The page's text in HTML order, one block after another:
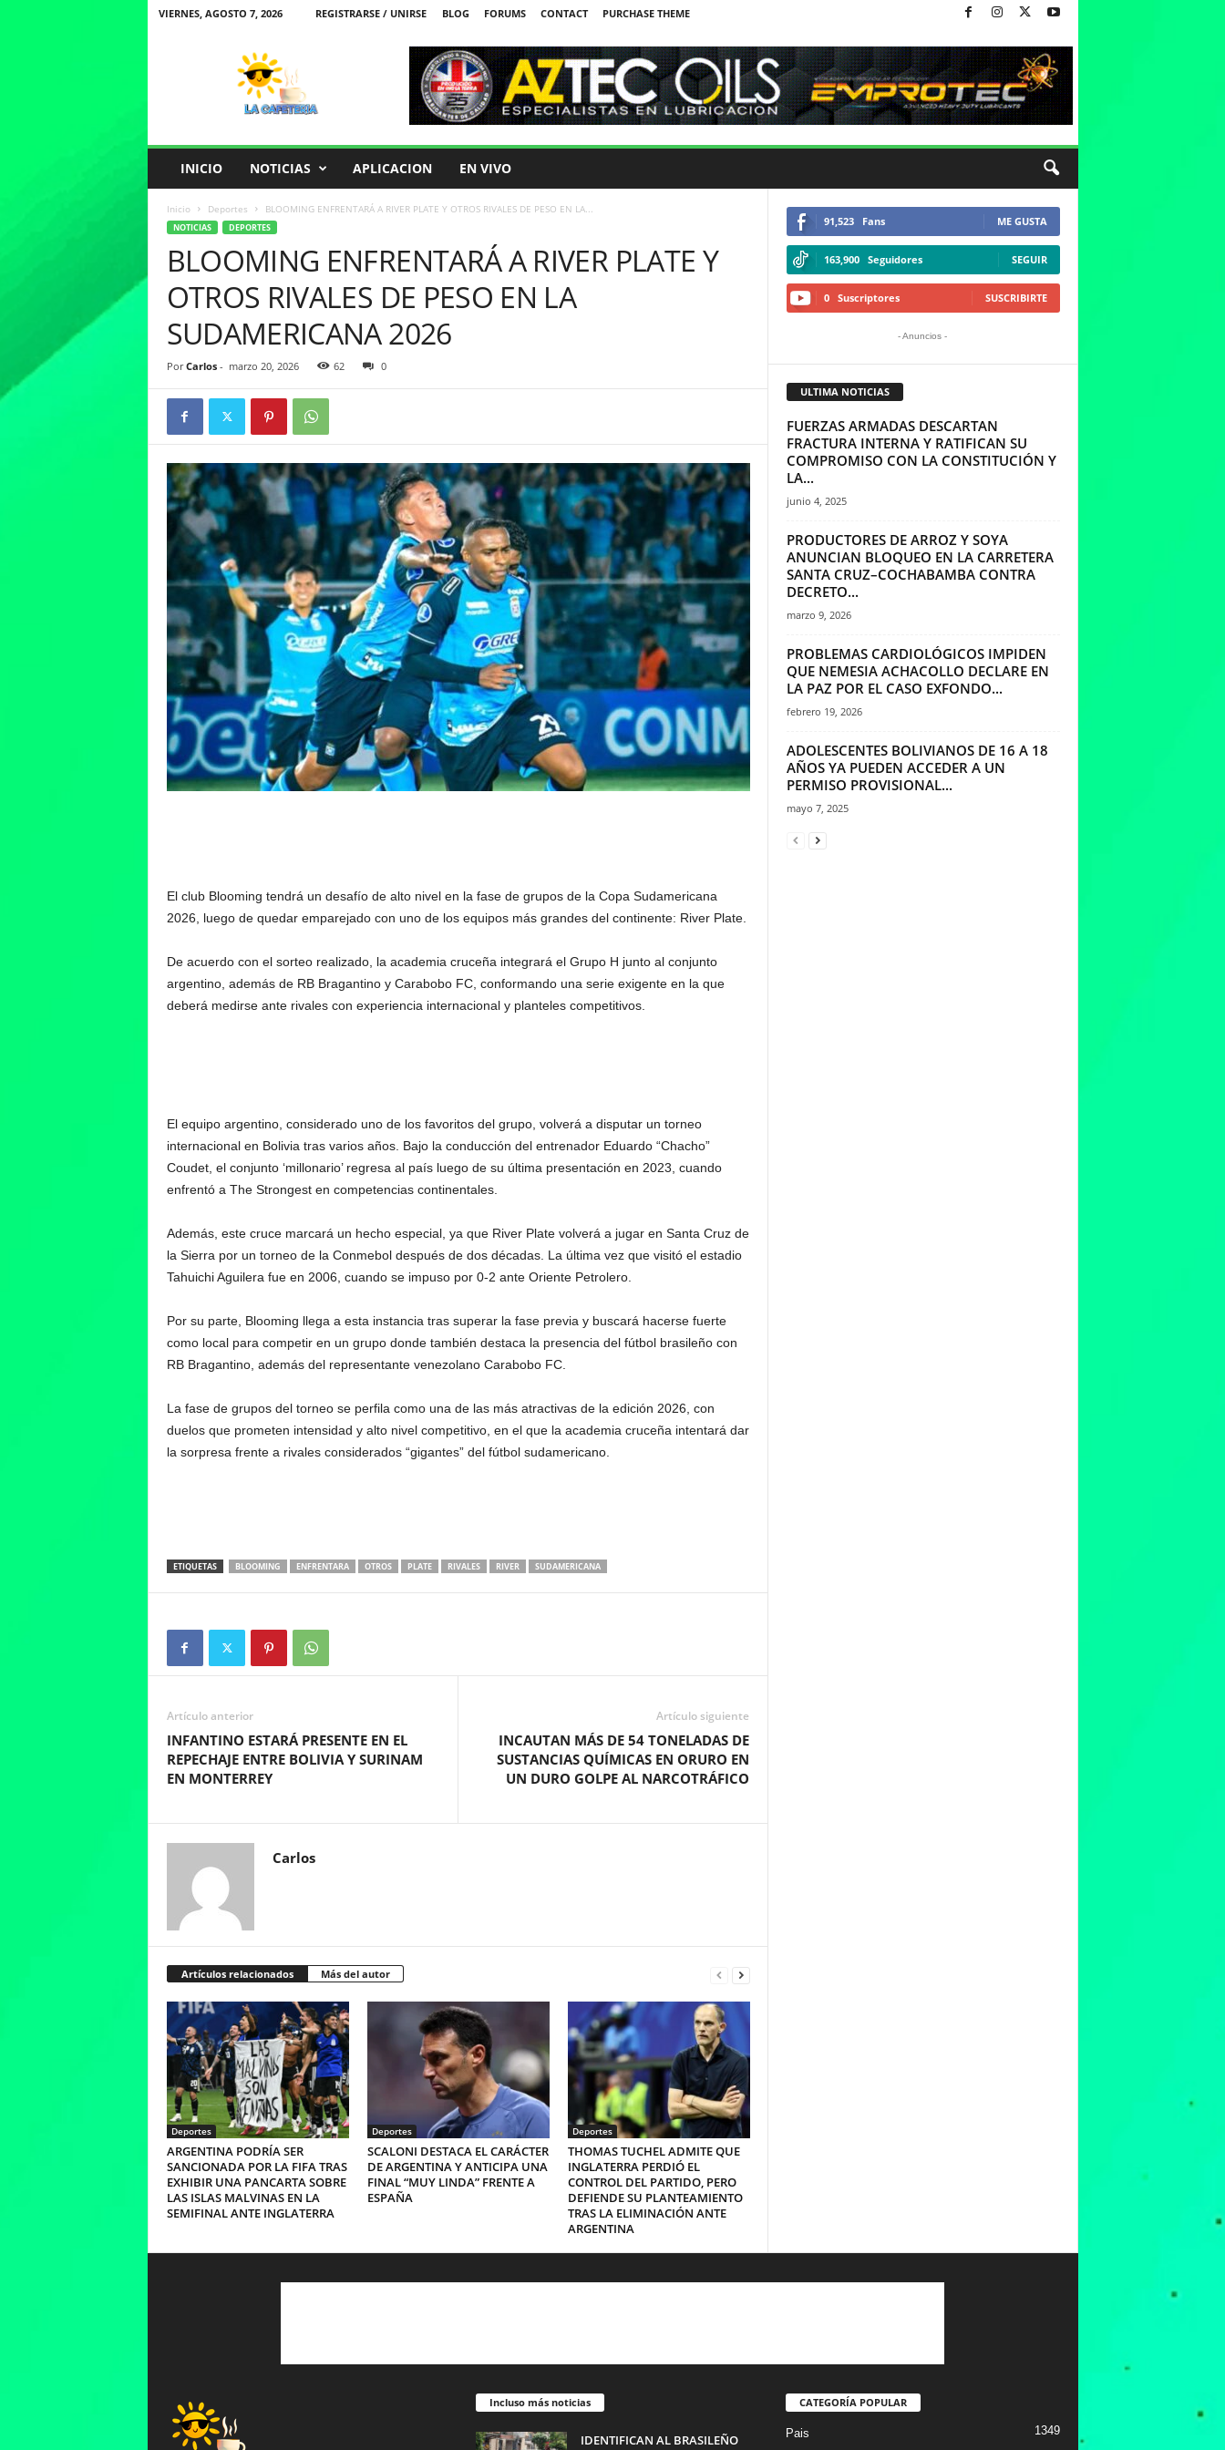
VIERNES, AGOSTO 7, 2026 REGISTRARSE / UNIRSE BLOG FORUMS CONTACT PURCHASE THEME
INICIO NOTICIAS APLICACION EN VIVO
Inicio Deportes BLOOMING ENFRENTARÁ A RIVER PLATE Y OTROS RIVALES DE PESO EN LA...
NOTICIAS DEPORTES
BLOOMING ENFRENTARÁ A RIVER PLATE Y
OTROS RIVALES DE PESO EN LA
SUDAMERICANA 2026
Por Carlos- marzo 20, 2026 62 0
El club Blooming tendrá un desafío de alto nivel en la fase de grupos de la Copa Sudamericana
2026, luego de quedar emparejado con uno de los equipos más grandes del continente: River Plate.
De acuerdo con el sorteo realizado, la academia cruceña integrará el Grupo H junto al conjunto
argentino, además de RB Bragantino y Carabobo FC, conformando una serie exigente en la que
deberá medirse ante rivales con experiencia internacional y planteles competitivos.
El equipo argentino, considerado uno de los favoritos del grupo, volverá a disputar un torneo
internacional en Bolivia tras varios años. Bajo la conducción del entrenador Eduardo “Chacho”
Coudet, el conjunto ‘millonario’ regresa al país luego de su última presentación en 2023, cuando
enfrentó a The Strongest en competencias continentales.
Además, este cruce marcará un hecho especial, ya que River Plate volverá a jugar en Santa Cruz de
la Sierra por un torneo de la Conmebol después de dos décadas. La última vez que visitó el estadio
Tahuichi Aguilera fue en 2006, cuando se impuso por 0-2 ante Oriente Petrolero.
Por su parte, Blooming llega a esta instancia tras superar la fase previa y buscará hacerse fuerte
como local para competir en un grupo donde también destaca la presencia del fútbol brasileño con
RB Bragantino, además del representante venezolano Carabobo FC.
La fase de grupos del torneo se perfila como una de las más atractivas de la edición 2026, con
duelos que prometen intensidad y alto nivel competitivo, en el que la academia cruceña intentará dar
la sorpresa frente a rivales considerados “gigantes” del fútbol sudamericano.
ETIQUETAS BLOOMING ENFRENTARA OTROS PLATE RIVALES RIVER SUDAMERICANA
Artículo anterior
INFANTINO ESTARÁ PRESENTE EN EL
REPECHAJE ENTRE BOLIVIA Y SURINAM
EN MONTERREY
Artículo siguiente
INCAUTAN MÁS DE 54 TONELADAS DE
SUSTANCIAS QUÍMICAS EN ORURO EN
UN DURO GOLPE AL NARCOTRÁFICO
Carlos
Artículos relacionados Más del autor
Deportes
ARGENTINA PODRÍA SER
SANCIONADA POR LA FIFA TRAS
EXHIBIR UNA PANCARTA SOBRE
LAS ISLAS MALVINAS EN LA
SEMIFINAL ANTE INGLATERRA
Deportes
SCALONI DESTACA EL CARÁCTER
DE ARGENTINA Y ANTICIPA UNA
FINAL “MUY LINDA” FRENTE A
ESPAÑA
Deportes
THOMAS TUCHEL ADMITE QUE
INGLATERRA PERDIÓ EL
CONTROL DEL PARTIDO, PERO
DEFIENDE SU PLANTEAMIENTO
TRAS LA ELIMINACIÓN ANTE
ARGENTINA
91,523 Fans ME GUSTA
163,900 Seguidores SEGUIR
0 Suscriptores SUSCRIBIRTE
- Anuncios -
ULTIMA NOTICIAS
FUERZAS ARMADAS DESCARTAN
FRACTURA INTERNA Y RATIFICAN SU
COMPROMISO CON LA CONSTITUCIÓN Y
LA...
junio 4, 2025
PRODUCTORES DE ARROZ Y SOYA
ANUNCIAN BLOQUEO EN LA CARRETERA
SANTA CRUZ–COCHABAMBA CONTRA
DECRETO...
marzo 9, 2026
PROBLEMAS CARDIOLÓGICOS IMPIDEN
QUE NEMESIA ACHACOLLO DECLARE EN
LA PAZ POR EL CASO EXFONDO...
febrero 19, 2026
ADOLESCENTES BOLIVIANOS DE 16 A 18
AÑOS YA PUEDEN ACCEDER A UN
PERMISO PROVISIONAL...
mayo 7, 2025
Incluso más noticias
IDENTIFICAN AL BRASILEÑO
CATEGORÍA POPULAR
Pais 1349